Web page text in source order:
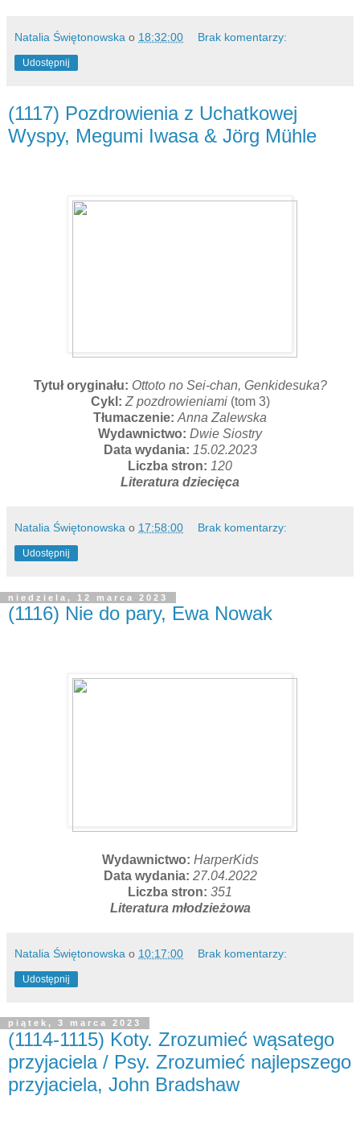
Natalia Świętonowska o 18:32:00 Brak komentarzy:
Udostępnij
(1117) Pozdrowienia z Uchatkowej
Wyspy, Megumi Iwasa & Jörg Mühle
Tytuł oryginału: Ottoto no Sei-chan, Genkidesuka?
Cykl: Z pozdrowieniami (tom 3)
Tłumaczenie: Anna Zalewska
Wydawnictwo: Dwie Siostry
Data wydania: 15.02.2023
Liczba stron: 120
Literatura dziecięca
Natalia Świętonowska o 17:58:00 Brak komentarzy:
Udostępnij
niedziela, 12 marca 2023
(1116) Nie do pary, Ewa Nowak
Wydawnictwo: HarperKids
Data wydania: 27.04.2022
Liczba stron: 351
Literatura młodzieżowa
Natalia Świętonowska o 10:17:00 Brak komentarzy:
Udostępnij
piątek, 3 marca 2023
(1114-1115) Koty. Zrozumieć wąsatego
przyjaciela / Psy. Zrozumieć najlepszego
przyjaciela, John Bradshaw